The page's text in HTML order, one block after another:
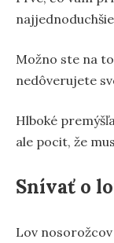
Možno ste na
nedôverujete
Hlboké
ale pocit, že
Snívať o
Lov